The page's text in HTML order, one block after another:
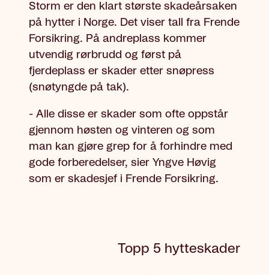
Storm er den klart største skadeårsaken
på hytter i Norge. Det viser tall fra Frende
Forsikring. På andreplass kommer
utvendig rørbrudd og først på
fjerdeplass er skader etter snøpress
(snøtyngde på tak).
- Alle disse er skader som ofte oppstår
gjennom høsten og vinteren og som
man kan gjøre grep for å forhindre med
gode forberedelser, sier Yngve Høvig
som er skadesjef i Frende Forsikring.
Topp 5 hytteskader